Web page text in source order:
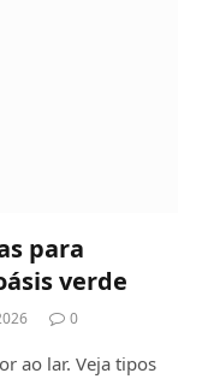
para
verde
0
ao lar. Veja tipos